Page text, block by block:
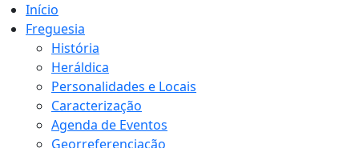
Início
Freguesia
História
Heráldica
Personalidades e Locais
Caracterização
Agenda de Eventos
Georreferenciação